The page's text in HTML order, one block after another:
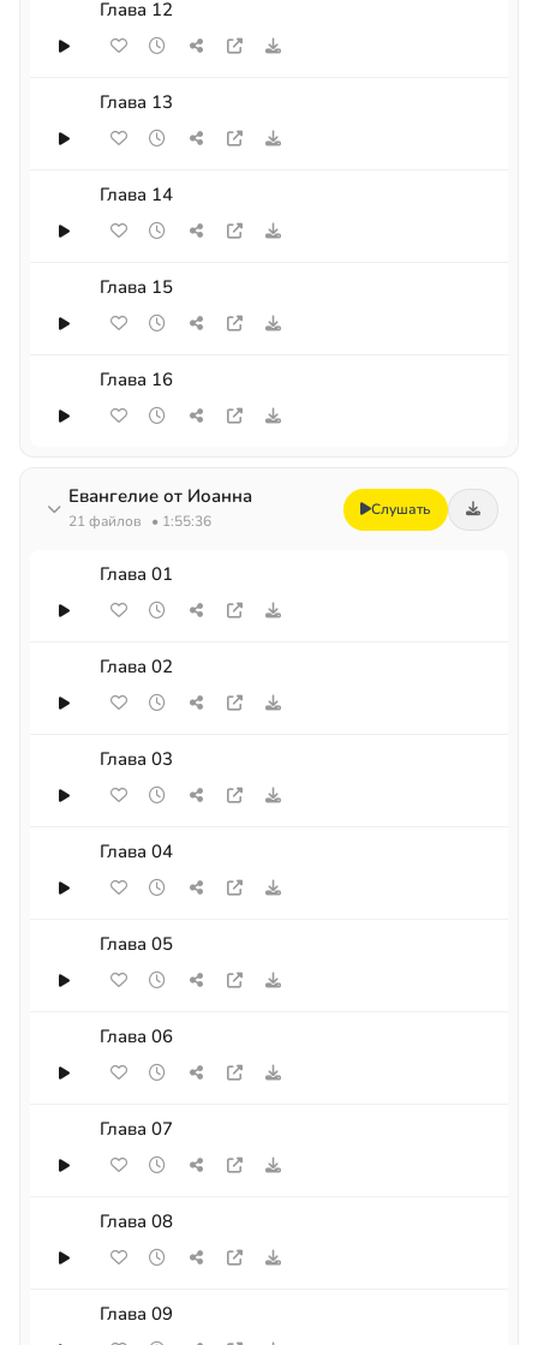
Глава 12
Глава 13
Глава 14
Глава 15
Глава 16
Евангелие от Иоанна
21 файлов • 1:55:36
Слушать
Глава 01
Глава 02
Глава 03
Глава 04
Глава 05
Глава 06
Глава 07
Глава 08
Глава 09